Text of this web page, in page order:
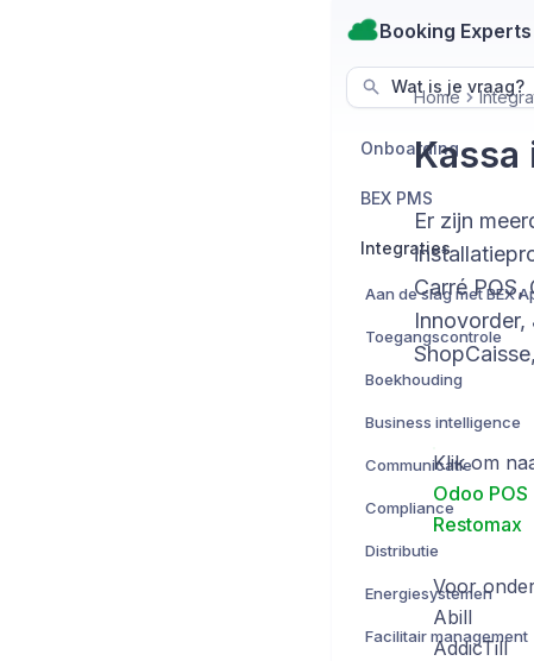
Booking Experts
Wat is je vraag?
Onboarding
BEX PMS
Integraties
Toegangscontrole
Boekhouding
Business intelligence
Communicatie
Compliance
Distributie
Energiesystemen
Facilitair management
Home
Kassa
Er zijn
Carré POS,
Klik om
Odoo POS
Restomax
Voor
Abill
AddicTill